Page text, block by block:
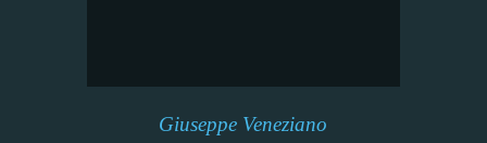
Giuseppe Veneziano